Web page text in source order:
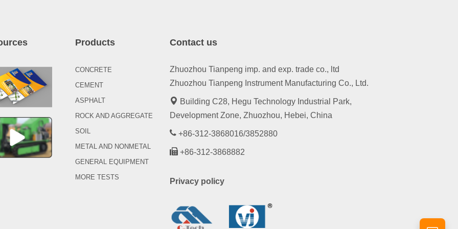
Products
CONCRETE
CEMENT
ASPHALT
ROCK AND AGGREGATE
SOIL
METAL AND NONMETAL
GENERAL EQUIPMENT
MORE TESTS
Contact us
Zhuozhou Tianpeng imp. and exp. trade co., ltd
Zhuozhou Tianpeng Instrument Manufacturing Co., Ltd.
Building C28, Hegu Technology Industrial Park,
Development Zone, Zhuozhou, Hebei, China
+86-312-3868016/3852880
+86-312-3868882
Privacy policy